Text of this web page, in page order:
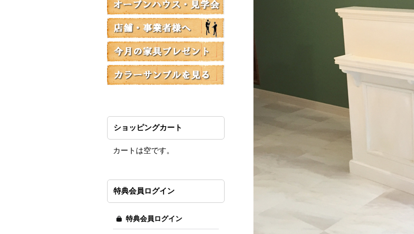
ショッピングカート
カートは空です。
特典会員ログイン
特典会員ログイン